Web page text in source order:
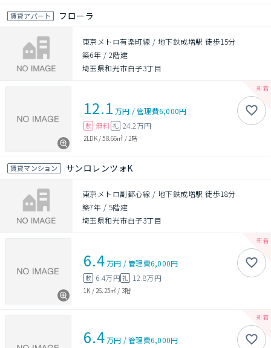
賃貸アパート フローラ
東京メトロ有楽町線 / 地下鉄成増駅 徒歩15分
築6年 / 2階建
埼玉県和光市白子3丁目
12.1 万円 /管理費6,000円
敷 無料 礼 24.2万円
2LDK/58.66㎡ / 2階
賃貸マンション サンロレンツォK
東京メトロ副都心線 / 地下鉄成増駅 徒歩18分
築7年 / 5階建
埼玉県和光市白子3丁目
6.4万円 /管理費6,000円
敷 6.4万円礼 12.8万円
1K / 26.25㎡ / 3階
6.4万円 /管理費6,000円